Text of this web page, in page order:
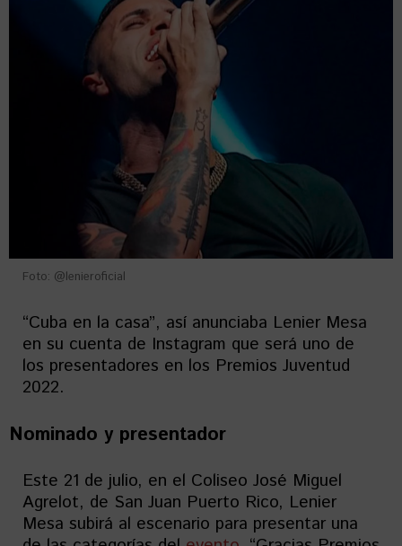
Foto: @lenieroficial
“Cuba en la casa”, así anunciaba Lenier Mesa
en su cuenta de Instagram que será uno de
los presentadores en los Premios Juventud
2022.
Nominado y presentador
Este 21 de julio, en el Coliseo José Miguel
Agrelot, de San Juan Puerto Rico, Lenier
Mesa subirá al escenario para presentar una